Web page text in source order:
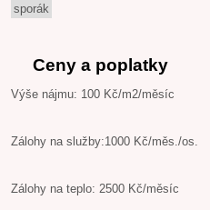
sporák
Ceny a poplatky
Výše nájmu: 100 Kč/m2/měsíc
Zálohy na služby:1000 Kč/měs./os.
Zálohy na teplo: 2500 Kč/měsíc